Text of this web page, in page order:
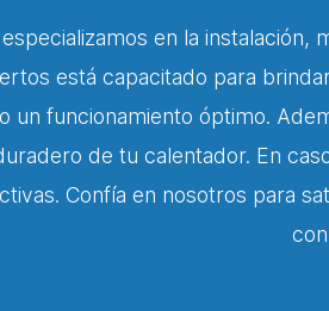
en la
está capacitado para
un funcionamiento óptimo.
de tu calentador. En
Confía en nosotros para